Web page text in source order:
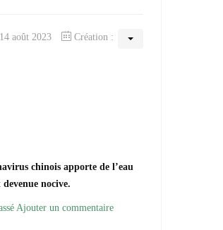
août 2023
Création :
chinois apporte de l’eau
nocive.
Ajouter un commentaire